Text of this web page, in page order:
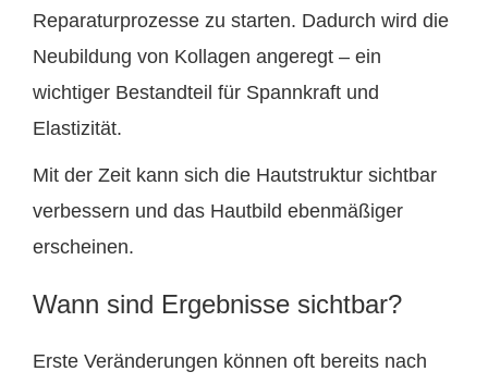
Reparaturprozesse zu starten. Dadurch wird die
Neubildung von Kollagen angeregt – ein
wichtiger Bestandteil für Spannkraft und
Elastizität.
Mit der Zeit kann sich die Hautstruktur sichtbar
verbessern und das Hautbild ebenmäßiger
erscheinen.
Wann sind Ergebnisse sichtbar?
Erste Veränderungen können oft bereits nach